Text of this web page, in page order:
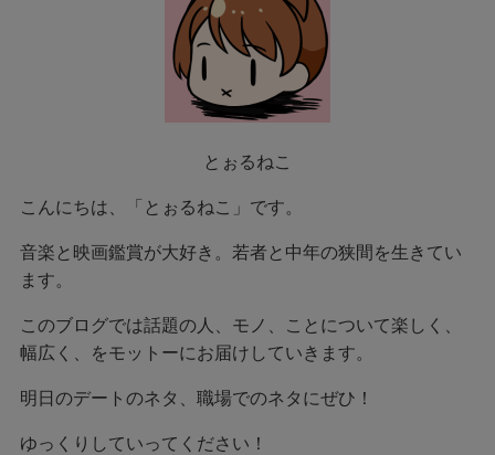
とぉるねこ
こんにちは、「とぉるねこ」です。
音楽と映画鑑賞が大好き。若者と中年の狭間を生きてい
ます。
このブログでは話題の人、モノ、ことについて楽しく、
幅広く、をモットーにお届けしていきます。
明日のデートのネタ、職場でのネタにぜひ！
ゆっくりしていってください！